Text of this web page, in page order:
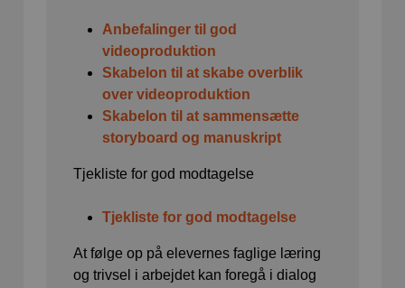
Anbefalinger til god
videoproduktion
Skabelon til at skabe overblik
over videoproduktion
Skabelon til at sammensætte
storyboard og manuskript
Tjekliste for god modtagelse
Tjekliste for god modtagelse
At følge op på elevernes faglige læring
og trivsel i arbejdet kan foregå i dialog